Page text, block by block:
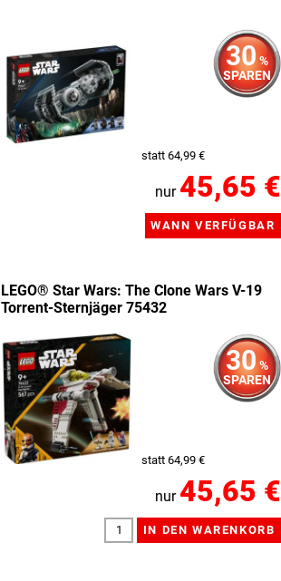
30 %
SPAREN
statt 64,99 €
nur 45,65 €
LEGO® Star Wars: The Clone Wars V-19
Torrent-Sternjäger 75432
30 %
SPAREN
statt 64,99 €
nur 45,65 €